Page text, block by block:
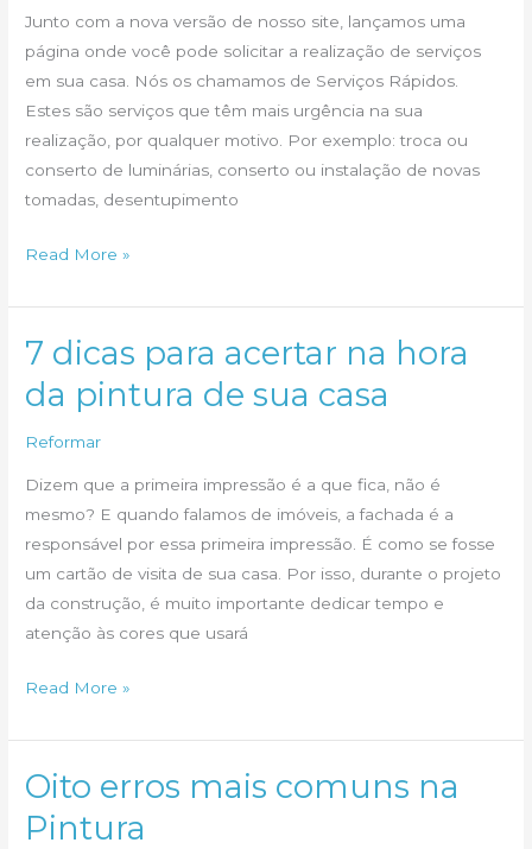
Junto com a nova versão de nosso site, lançamos uma
página onde você pode solicitar a realização de serviços
em sua casa. Nós os chamamos de Serviços Rápidos.
Estes são serviços que têm mais urgência na sua
realização, por qualquer motivo. Por exemplo: troca ou
conserto de luminárias, conserto ou instalação de novas
tomadas, desentupimento
Arquitecasa
oferece
Serviços
Read More »
7 dicas para acertar na hora
da pintura de sua casa
Reformar
Dizem que a primeira impressão é a que fica, não é
mesmo? E quando falamos de imóveis, a fachada é a
responsável por essa primeira impressão. É como se fosse
um cartão de visita de sua casa. Por isso, durante o projeto
da construção, é muito importante dedicar tempo e
atenção às cores que usará
7
para
acertar
hora
Read More »
Oito erros mais comuns na
Pintura